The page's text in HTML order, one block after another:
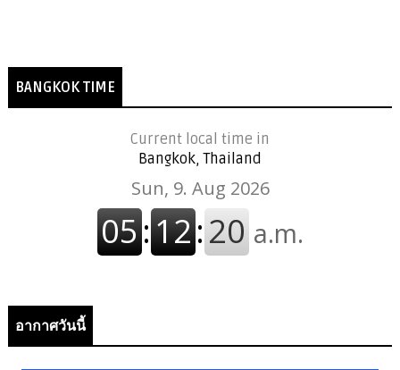
BANGKOK TIME
Current local time in
Bangkok, Thailand
อากาศวันนี้